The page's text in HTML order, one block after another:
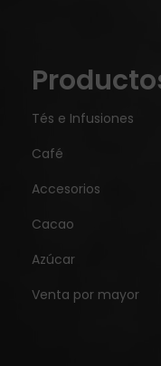
Tés e Infusiones
Café
Accesorios
Cacao
Azúcar
Venta por mayor